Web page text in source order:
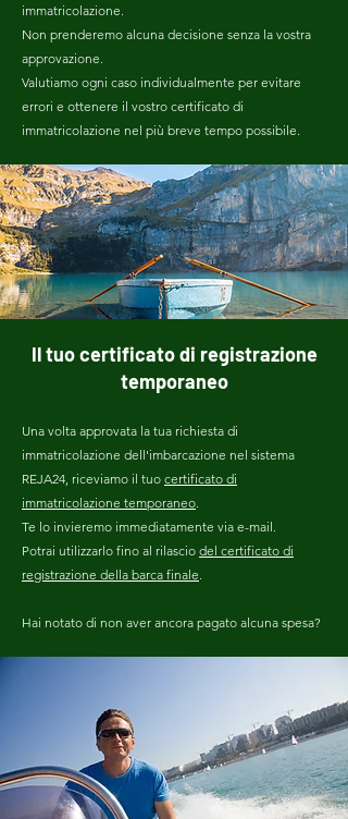
immatricolazione.
Non prenderemo alcuna decisione senza la vostra
approvazione.
Valutiamo ogni caso individualmente per evitare
errori e ottenere il vostro certificato di
immatricolazione nel più breve tempo possibile.
Il tuo certificato di registrazione
temporaneo
Una volta approvata la tua richiesta di
immatricolazione dell'imbarcazione nel sistema
REJA24, riceviamo il tuo certificato di
immatricolazione temporaneo.
Te lo invieremo immediatamente via e-mail.
Potrai utilizzarlo fino al rilascio del certificato di
registrazione della barca finale.
Hai notato di non aver ancora pagato alcuna spesa?